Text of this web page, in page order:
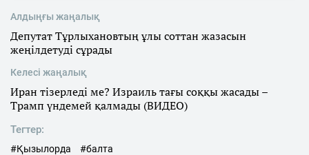
Алдыңғы жаңалық
Депутат Тұрлыхановтың ұлы соттан жазасын
жеңілдетуді сұрады
Келесі жаңалық
Иран тізерледі ме? Израиль тағы соққы жасады –
Трамп үндемей қалмады (ВИДЕО)
Тегтер:
#Қызылорда #балта